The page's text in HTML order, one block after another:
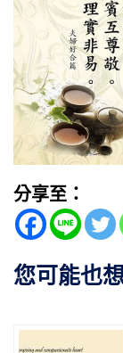
分享至：
您可能也